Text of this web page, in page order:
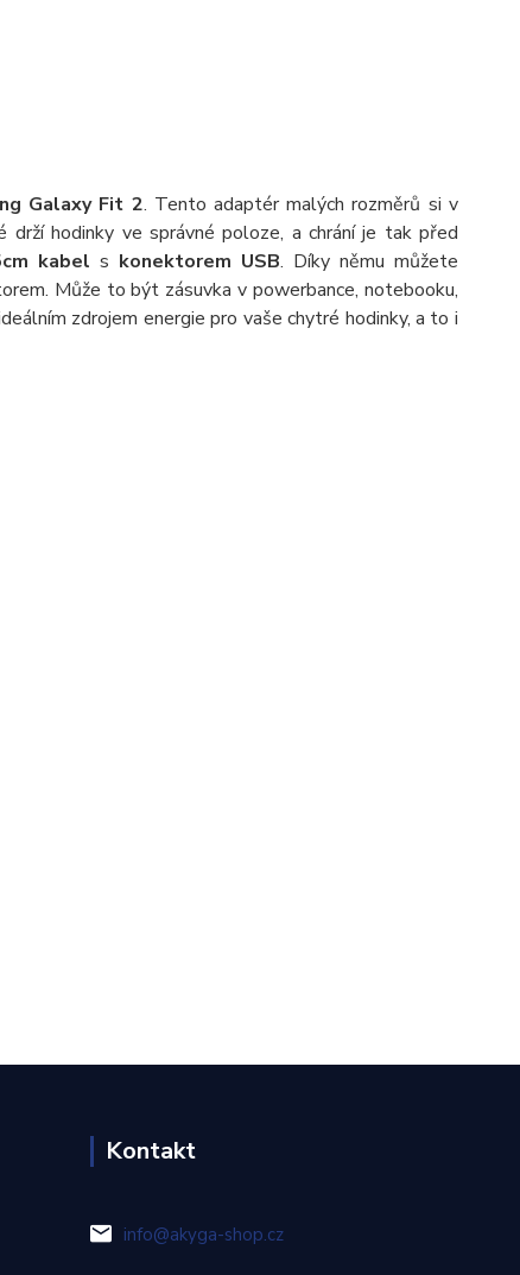
Galaxy Fit 2. Tento adaptér malých rozměrů si v
drží hodinky ve správné poloze, a chrání je tak před
kabel s konektorem USB. Díky němu můžete
Může to být zásuvka v powerbance, notebooku,
zdrojem energie pro vaše chytré hodinky, a to i
Kontakt
info@akyga-shop.cz